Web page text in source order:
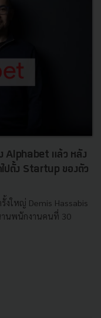
Alphabet แล้ว หลัง
ปตั้ง Startup ของตัว
ใหญ่ Demis Hassabis
านพนักงานคนที่ 30